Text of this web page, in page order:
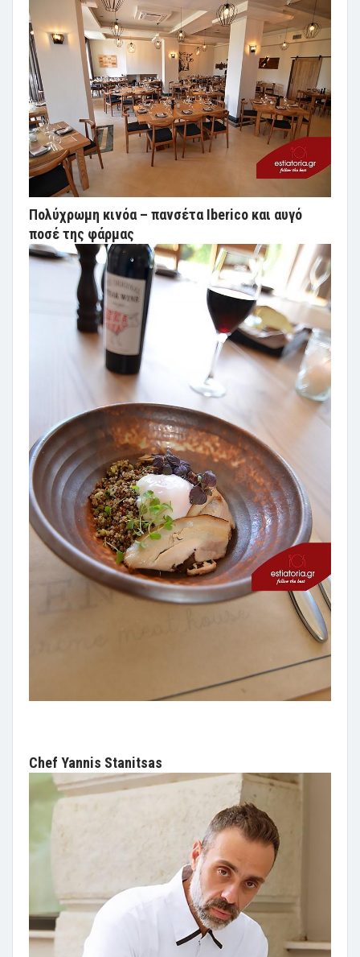
Πολύχρωμη κινόα – πανσέτα Iberico και αυγό
ποσέ της φάρμας
Chef Yannis Stanitsas